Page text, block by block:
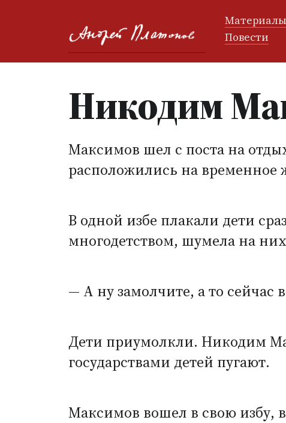
Материалы
Повести
Никодим
Максимов шел с поста на
расположились на временное
В одной избе плакали дети
многодетством, шумела на
— А ну замолчите, а то
Дети приумолкли. Никодим
государствами детей пугают.
Максимов вошел в свою избу,